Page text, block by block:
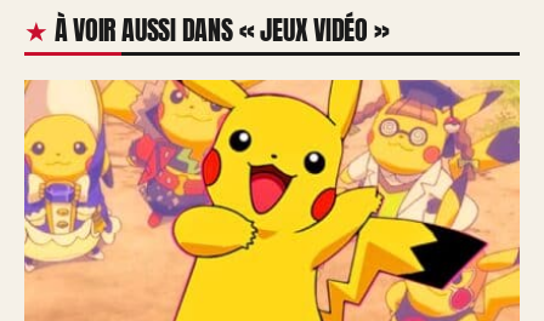
À VOIR AUSSI DANS « JEUX VIDÉO »